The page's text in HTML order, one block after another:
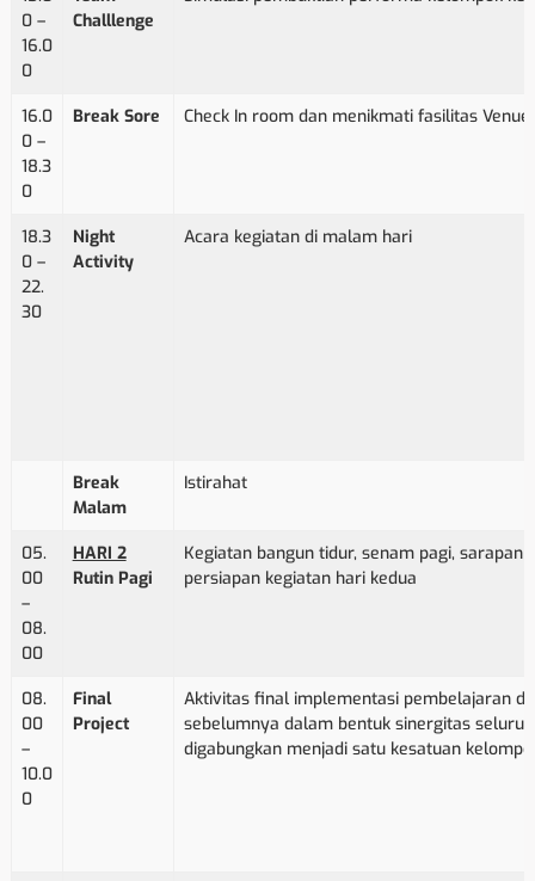
0 –
16.0
0
Challlenge
16.0
0 –
18.3
0
Break Sore Check In room dan menikmati fasilitas Venue
18.3
0 –
22.
30
Night
Activity
Acara kegiatan di malam hari
Break
Malam
Istirahat
05.
00
–
08.
00
HARI 2
Rutin Pagi
Kegiatan bangun tidur, senam pagi, sarapan
persiapan kegiatan hari kedua
08.
00
–
10.0
0
Final
Project
Aktivitas final implementasi pembelajaran di
sebelumnya dalam bentuk sinergitas
digabungkan menjadi satu kesatuan